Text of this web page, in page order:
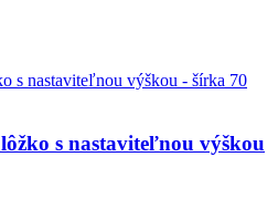
s nastaviteľnou výškou